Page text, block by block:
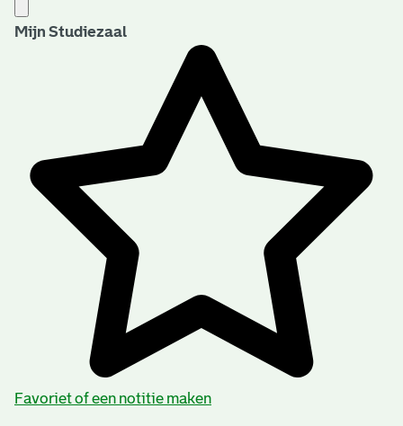
Mijn Studiezaal
Favoriet of een notitie maken